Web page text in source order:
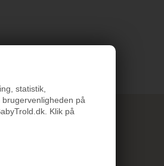
statistik,
på
Klik på
os! ;-)